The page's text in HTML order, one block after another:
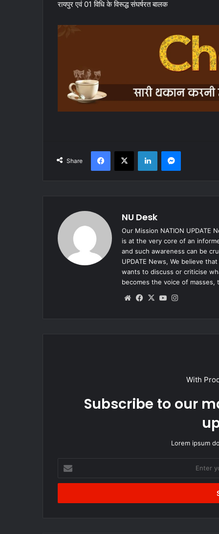
रायपुर एवं 01 विधि के विरूद्ध संघर्षरत बालक
Share
Facebook
X LinkedInMessenger
NU Desk
Our Mission NATION UPDATE
is at the very core of an
and such awareness can be
UPDATE News, We believe
wants to discuss or criticise
becomes the voice of masses,
WebsiteFacebook
X YouTube
With
Subscribe to our
Lorem ipsum
your
Email